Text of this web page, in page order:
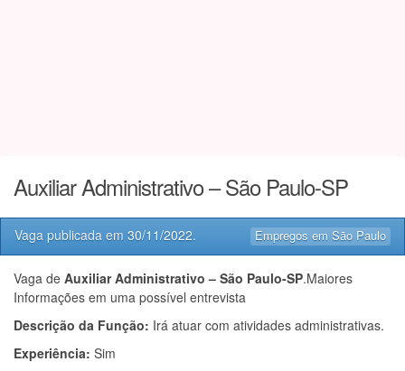
Auxiliar Administrativo – São Paulo-SP
Empregos em São Paulo
Vaga publicada em 30/11/2022.
Vaga de Auxiliar Administrativo – São Paulo-SP.Maiores
Informações em uma possível entrevista
Descrição da Função: Irá atuar com atividades administrativas.
Experiência: Sim